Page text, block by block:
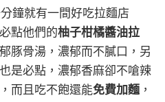
鐘就有一間好吃拉麵店
點他們的柚子柑橘醬油拉
豚骨湯，濃郁而不膩口，另
是必點，濃郁香麻卻不嗆辣
而且吃不飽還能免費加麵，